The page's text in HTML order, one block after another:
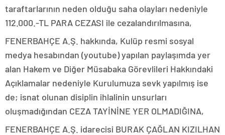
taraftarlarının neden olduğu saha olayları nedeniyle
112.000.-TL PARA CEZASI ile cezalandırılmasına,
FENERBAHÇE A.Ş. hakkında, Kulüp resmi sosyal
medya hesabından (youtube) yapılan paylaşımda yer
alan Hakem ve Diğer Müsabaka Görevlileri Hakkındaki
Açıklamalar nedeniyle Kurulumuza sevk yapılmış ise
de; isnat olunan disiplin ihlalinin unsurları
oluşmadığından CEZA TAYİNİNE YER OLMADIĞINA,
FENERBAHÇE A.Ş. idarecisi BURAK ÇAĞLAN KIZILHAN